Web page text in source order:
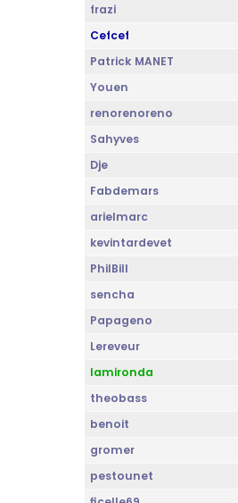
frazi
Cefcef
Patrick MANET
Youen
renorenoreno
Sahyves
Dje
Fabdemars
arielmarc
kevintardevet
PhilBill
sencha
Papageno
Lereveur
lamironda
theobass
benoit
gromer
pestounet